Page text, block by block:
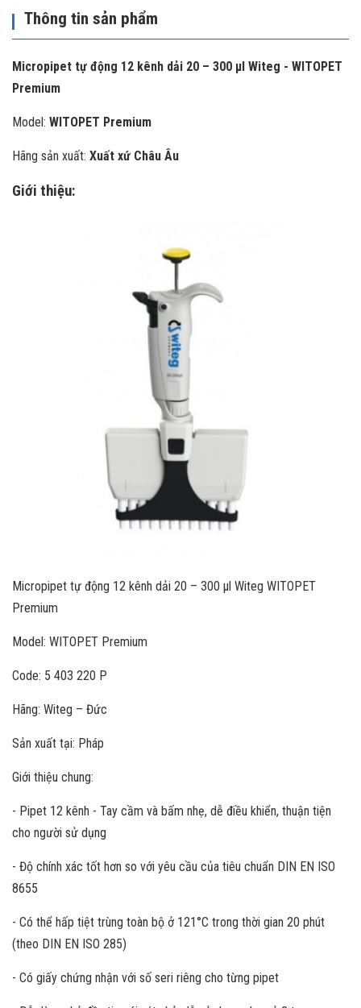
Thông tin sản phẩm
Micropipet tự động 12 kênh dải 20 – 300 µl Witeg - WITOPET
Premium
Model: WITOPET Premium
Hãng sản xuất: Xuất xứ Châu Âu
Giới thiệu:
Micropipet tự động 12 kênh dải 20 – 300 µl Witeg WITOPET
Premium
Model: WITOPET Premium
Code: 5 403 220 P
Hãng: Witeg – Đức
Sản xuất tại: Pháp
Giới thiệu chung:
- Pipet 12 kênh - Tay cầm và bấm nhẹ, dễ điều khiển, thuận tiện
cho người sử dụng
- Độ chính xác tốt hơn so với yêu cầu của tiêu chuẩn DIN EN ISO
8655
- Có thể hấp tiệt trùng toàn bộ ở 121°C trong thời gian 20 phút
(theo DIN EN ISO 285)
- Có giấy chứng nhận với số seri riêng cho từng pipet